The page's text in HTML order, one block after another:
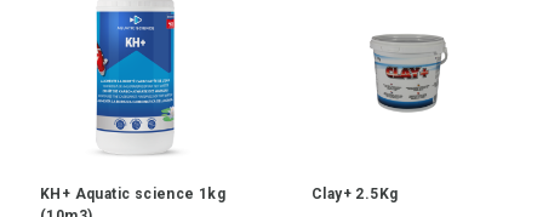
KH+ Aquatic science 1kg
Clay+ 2.5Kg